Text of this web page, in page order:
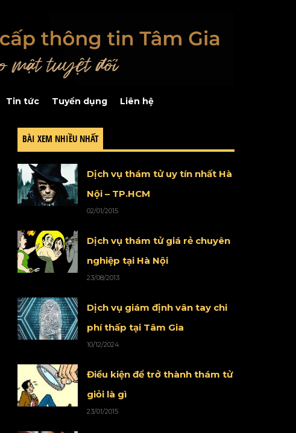
Tin tức Tuyển dụng Liên hệ
BÀI XEM NHIỀU NHẤT
Dịch vụ thám tử uy tín nhất Hà
Nội – TP.HCM
02/01/2015
Dịch vụ thám tử giá rẻ chuyên
nghiệp tại Hà Nội
23/08/2013
Dịch vụ giám định vân tay chi
phí thấp tại Tâm Gia
10/12/2024
Điều kiện để trở thành thám tử
giỏi là gì
23/01/2015